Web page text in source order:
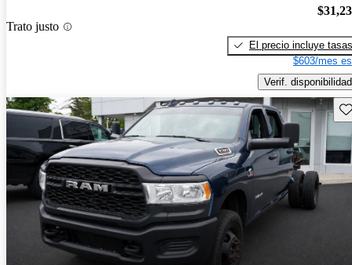
Trato justo
El precio incluye tasas
$603/mes
Verif. disponibilidad